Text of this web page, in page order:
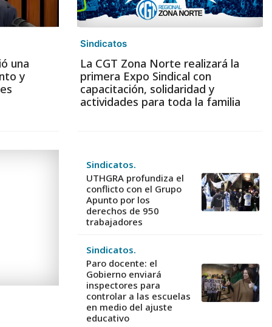
una
y
Sindicatos
La CGT Zona Norte realizará la
primera Expo Sindical con
capacitación, solidaridad y
actividades para toda la familia
Sindicatos.
UTHGRA profundiza el
conflicto con el Grupo
Apunto por los
derechos de 950
trabajadores
Sindicatos.
Paro docente: el
Gobierno enviará
inspectores para
controlar a las escuelas
en medio del ajuste
educativo